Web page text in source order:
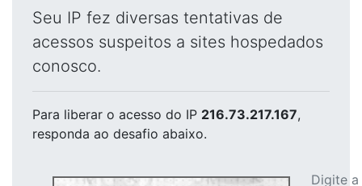
Seu IP fez diversas tentativas de
acessos suspeitos a sites hospedados
conosco.
Para liberar o acesso do IP 216.73.217.167,
responda ao desafio abaixo.
Digite